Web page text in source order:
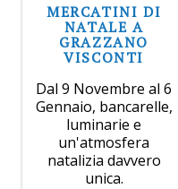
MERCATINI DI
NATALE A
GRAZZANO
VISCONTI
Dal 9 Novembre al 6
Gennaio, bancarelle,
luminarie e
un'atmosfera
natalizia davvero
unica.